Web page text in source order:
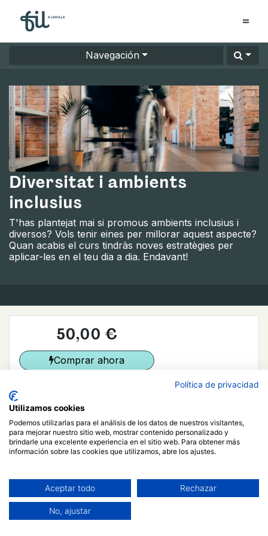
Navegación
Diversitat i ambients
inclusius
T'has plantejat mai si promous ambients inclusius i
diversos? Vols tenir eines per millorar aquest aspecte?
Quan acabis el curs tindràs noves estratègies per
aplicar-les en el teu dia a dia. Endavant!
50,00 €
Comprar ahora
Ja estic registrat/da
Curso
Filtrar y ordenar Limpiar filtros
Política de privacidad
Utilizamos cookies
Podemos utilizarlas para el análisis de los datos de nuestros visitantes,
para mejorar nuestro sitio web, mostrar contenido personalizado y
brindarle una excelente experiencia en el sitio web. Para obtener más
información sobre las cookies que utilizamos, abre los ajustes.
Aceptar todo Rechazar
No, ajustar